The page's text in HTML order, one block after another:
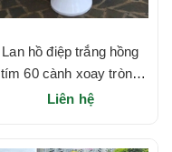
Lan hồ điệp trắng hồng
tím 60 cành xoay tròn -
HD628
Liên hệ